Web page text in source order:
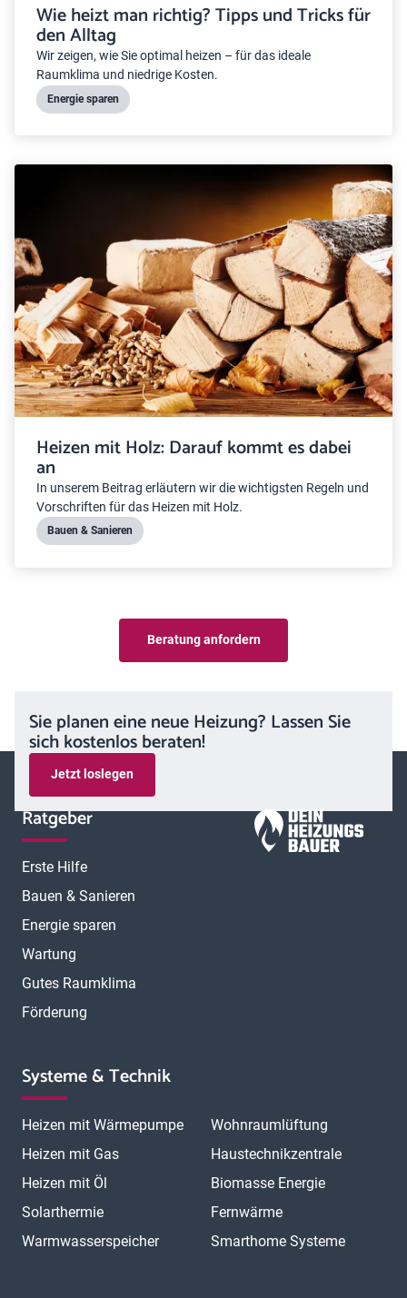
Wie heizt man richtig? Tipps und Tricks für
den Alltag
Wir zeigen, wie Sie optimal heizen – für das ideale
Raumklima und niedrige Kosten.
Energie sparen
Heizen mit Holz: Darauf kommt es dabei
an
In unserem Beitrag erläutern wir die wichtigsten Regeln und
Vorschriften für das Heizen mit Holz.
Bauen & Sanieren
Beratung anfordern
Sie planen eine neue Heizung? Lassen Sie
sich kostenlos beraten!
Jetzt loslegen
Ratgeber
Erste Hilfe
Bauen & Sanieren
Energie sparen
Wartung
Gutes Raumklima
Förderung
Systeme & Technik
Heizen mit Wärmepumpe
Heizen mit Gas
Heizen mit Öl
Solarthermie
Warmwasserspeicher
Wohnraumlüftung
Haustechnikzentrale
Biomasse Energie
Fernwärme
Smarthome Systeme